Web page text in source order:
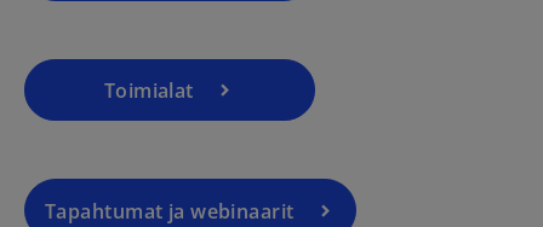
Toimialat
Tapahtumat ja webinaarit